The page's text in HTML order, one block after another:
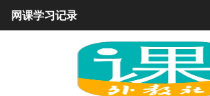
网课学习记录